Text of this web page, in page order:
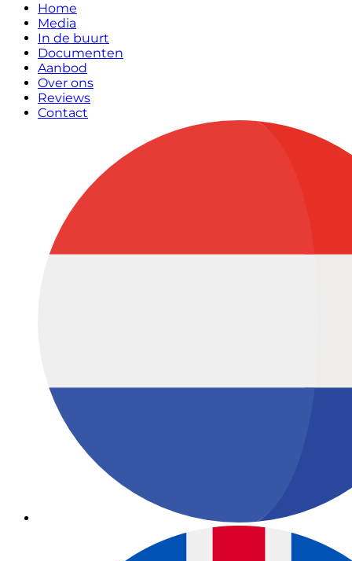
Home
Media
In de buurt
Documenten
Aanbod
Over ons
Reviews
Contact